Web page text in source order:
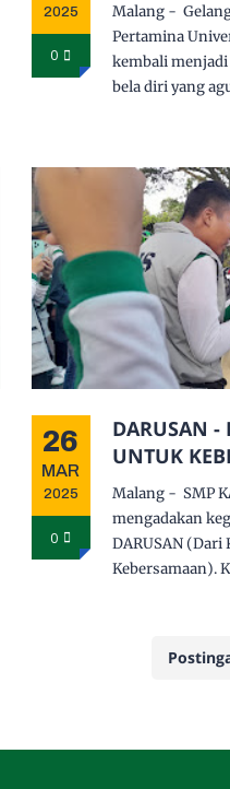
2025
0
Malang -
Pertamina
kembali
bela diri yang
26
MAR
2025
0
DARUSAN -
UNTUK
Malang - SMP
mengadakan
DARUSAN
Kebersamaan).